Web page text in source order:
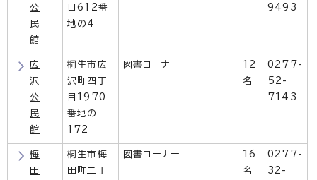
公
民
館
目612番
地の4
9493
広
沢
公
民
館
桐生市広
沢町四丁
目1970
番地の
172
図書コーナー
12
名
0277-
52-
7143
梅
田
桐生市梅
田町二丁
図書コーナー
16
名
0277-
32-